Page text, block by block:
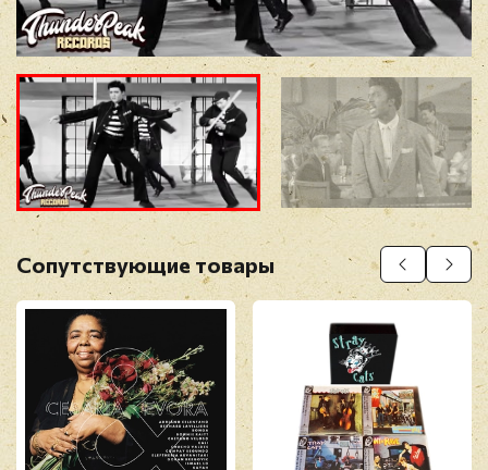
Прикрепить фото
Оставить отзыв
Перед публикацией отзывы проходят
Сопутствующие товары